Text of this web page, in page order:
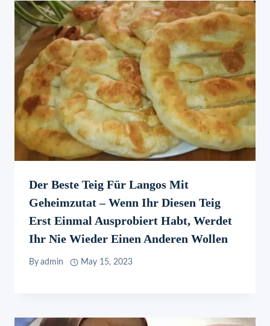
Der Beste Teig Für Langos Mit
Geheimzutat – Wenn Ihr Diesen Teig
Erst Einmal Ausprobiert Habt, Werdet
Ihr Nie Wieder Einen Anderen Wollen
By admin May 15, 2023